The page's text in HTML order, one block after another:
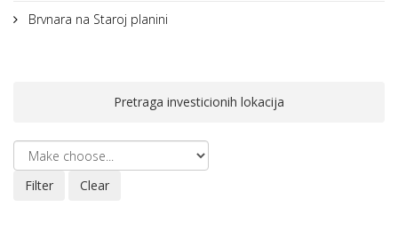
Brvnara na Staroj planini
Pretraga investicionih lokacija